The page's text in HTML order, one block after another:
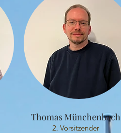
Thomas Münchenbach
2. Vorsitzender